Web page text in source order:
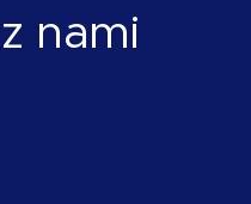
nami